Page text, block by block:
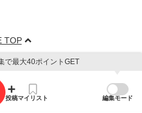
TOP
で最大40ポイントGET
投稿マイリスト 編集モード